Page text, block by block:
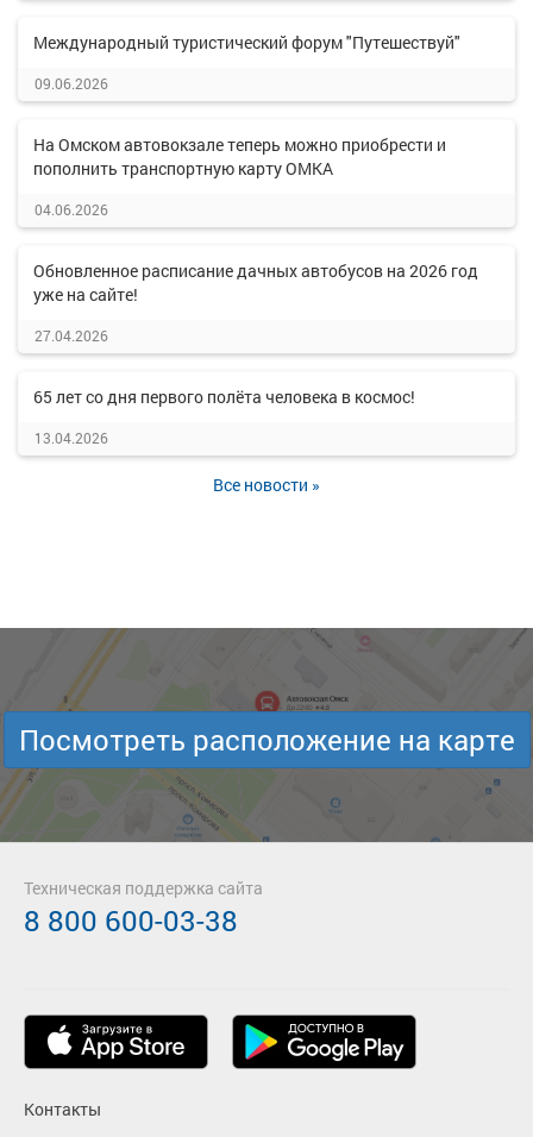
Международный туристический форум "Путешествуй"
09.06.2026
На Омском автовокзале теперь можно приобрести и
пополнить транспортную карту ОМКА
04.06.2026
Обновленное расписание дачных автобусов на 2026 год
уже на сайте!
27.04.2026
65 лет со дня первого полёта человека в космос!
13.04.2026
Все новости »
Посмотреть расположение на карте
Контакты
Техническая поддержка сайта
8 800 600-03-38